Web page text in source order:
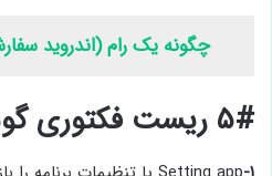
چگونه یک رام (اندروید
۵# ریست فکتوری گوشی آیفون